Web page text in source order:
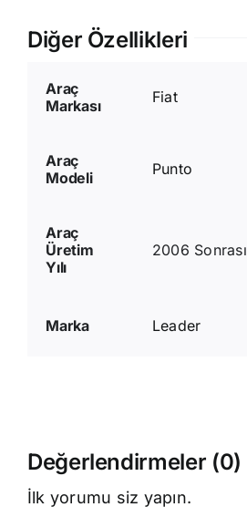
Diğer Özellikleri
Araç
Markası
Fiat
Araç
Modeli
Punto
Araç
Üretim
Yılı
2006 Sonrası
Marka Leader
Değerlendirmeler (0)
İlk yorumu siz yapın.